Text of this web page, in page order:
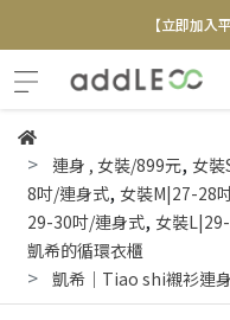
【立即加入
全新寄賣
連身 , 女裝/899元, 女裝
8吋/連身式, 女裝M|27-28
29-30吋/連身式, 女裝
凱希的循環衣櫃
凱希｜Tiao shi襯衫連